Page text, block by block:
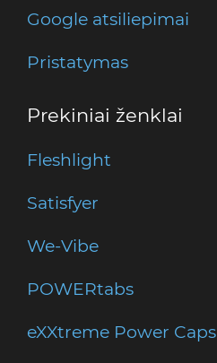
Google atsiliepimai
Pristatymas
Prekiniai ženklai
Fleshlight
Satisfyer
We-Vibe
POWERtabs
eXXtreme Power Caps